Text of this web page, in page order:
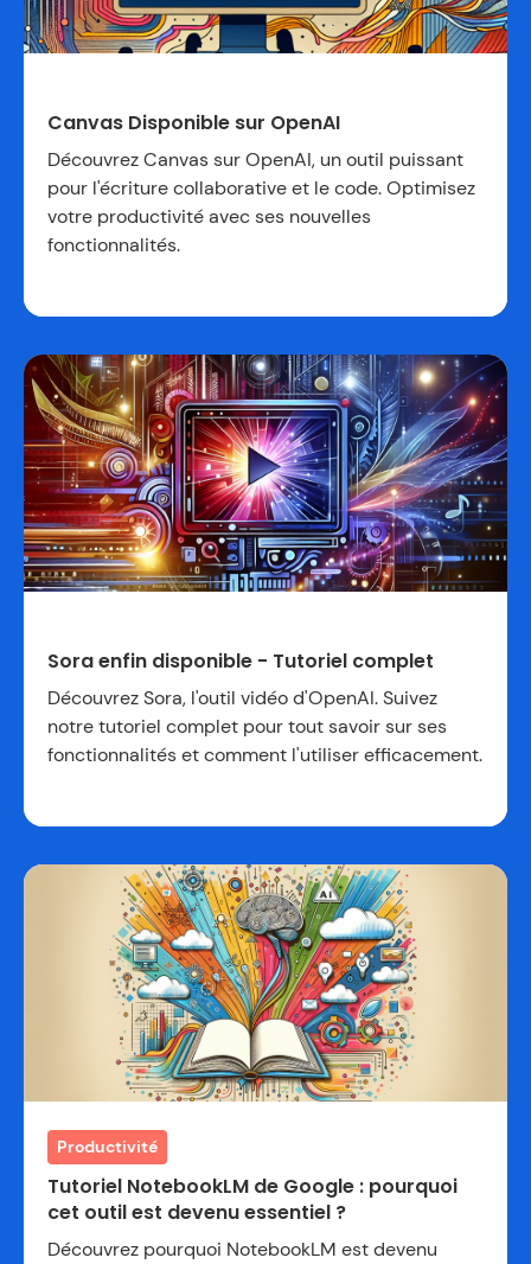
Canvas Disponible sur OpenAI
Découvrez Canvas sur OpenAI, un outil puissant
pour l'écriture collaborative et le code. Optimisez
votre productivité avec ses nouvelles
fonctionnalités.
Sora enfin disponible - Tutoriel complet
Découvrez Sora, l'outil vidéo d'OpenAI. Suivez
notre tutoriel complet pour tout savoir sur ses
fonctionnalités et comment l'utiliser efficacement.
Productivité
Tutoriel NotebookLM de Google : pourquoi
cet outil est devenu essentiel ?
Découvrez pourquoi NotebookLM est devenu